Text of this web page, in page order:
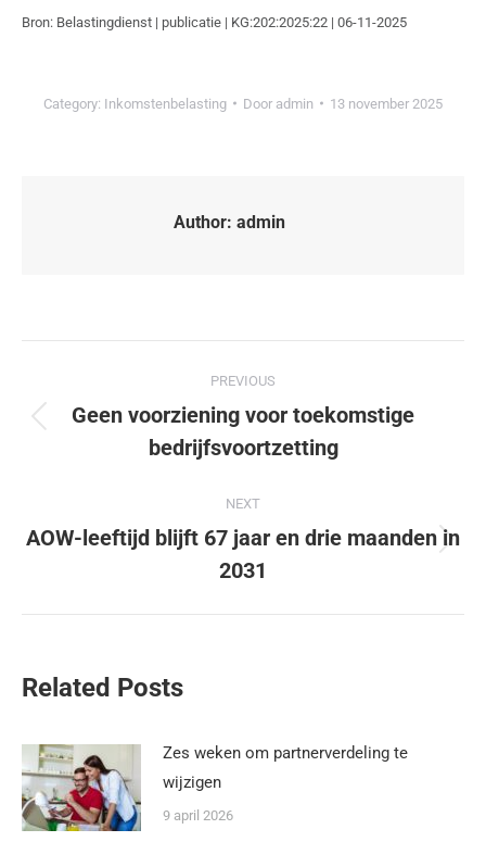
Bron: Belastingdienst | publicatie | KG:202:2025:22 | 06-11-2025
Category: Inkomstenbelasting Door admin 13 november 2025
Author: admin
PREVIOUS
Geen voorziening voor toekomstige
bedrijfsvoortzetting
NEXT
AOW-leeftijd blijft 67 jaar en drie maanden in
2031
Related Posts
Zes weken om partnerverdeling te
wijzigen
9 april 2026